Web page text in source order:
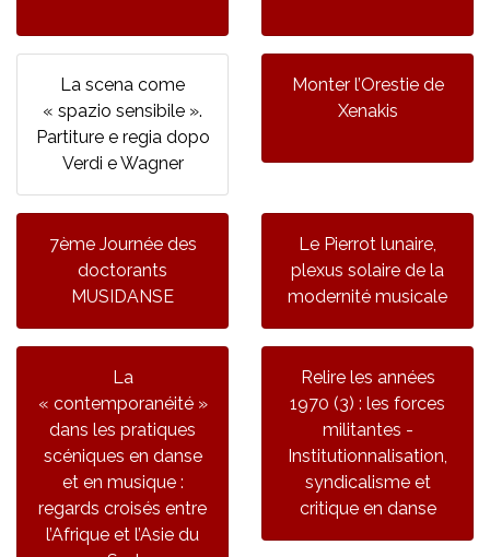
La scena come
« spazio sensibile ».
Partiture e regia dopo
Verdi e Wagner
Monter l’Orestie de
Xenakis
7ème Journée des
doctorants
MUSIDANSE
Le Pierrot lunaire,
plexus solaire de la
modernité musicale
La
« contemporanéité »
dans les pratiques
scéniques en danse
et en musique :
regards croisés entre
l’Afrique et l’Asie du
Relire les années
1970 (3) : les forces
militantes -
Institutionnalisation,
syndicalisme et
critique en danse